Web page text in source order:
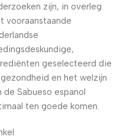
zijn, in overleg
vooraanstaande
geselecteerd die
en het welzijn
de Sabueso espanol
ten goede komen.